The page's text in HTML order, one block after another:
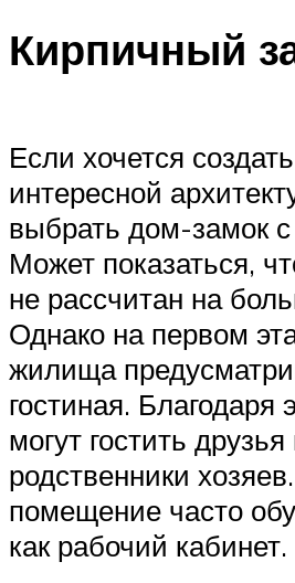
Кирпичный
Если хочется
интересной
выбрать дом-замок
Может показаться,
не рассчитан на
Однако на первом
жилища
гостиная. Благодаря
могут гостить друзья
родственники
помещение часто
как рабочий кабинет.